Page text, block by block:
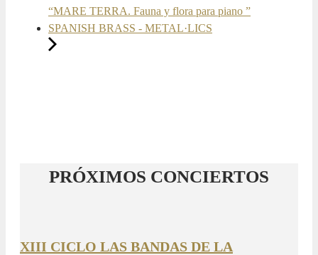
“MARE TERRA. Fauna y flora para piano ”
SPANISH BRASS - METAL·LICS
PRÓXIMOS CONCIERTOS
XIII CICLO LAS BANDAS DE LA